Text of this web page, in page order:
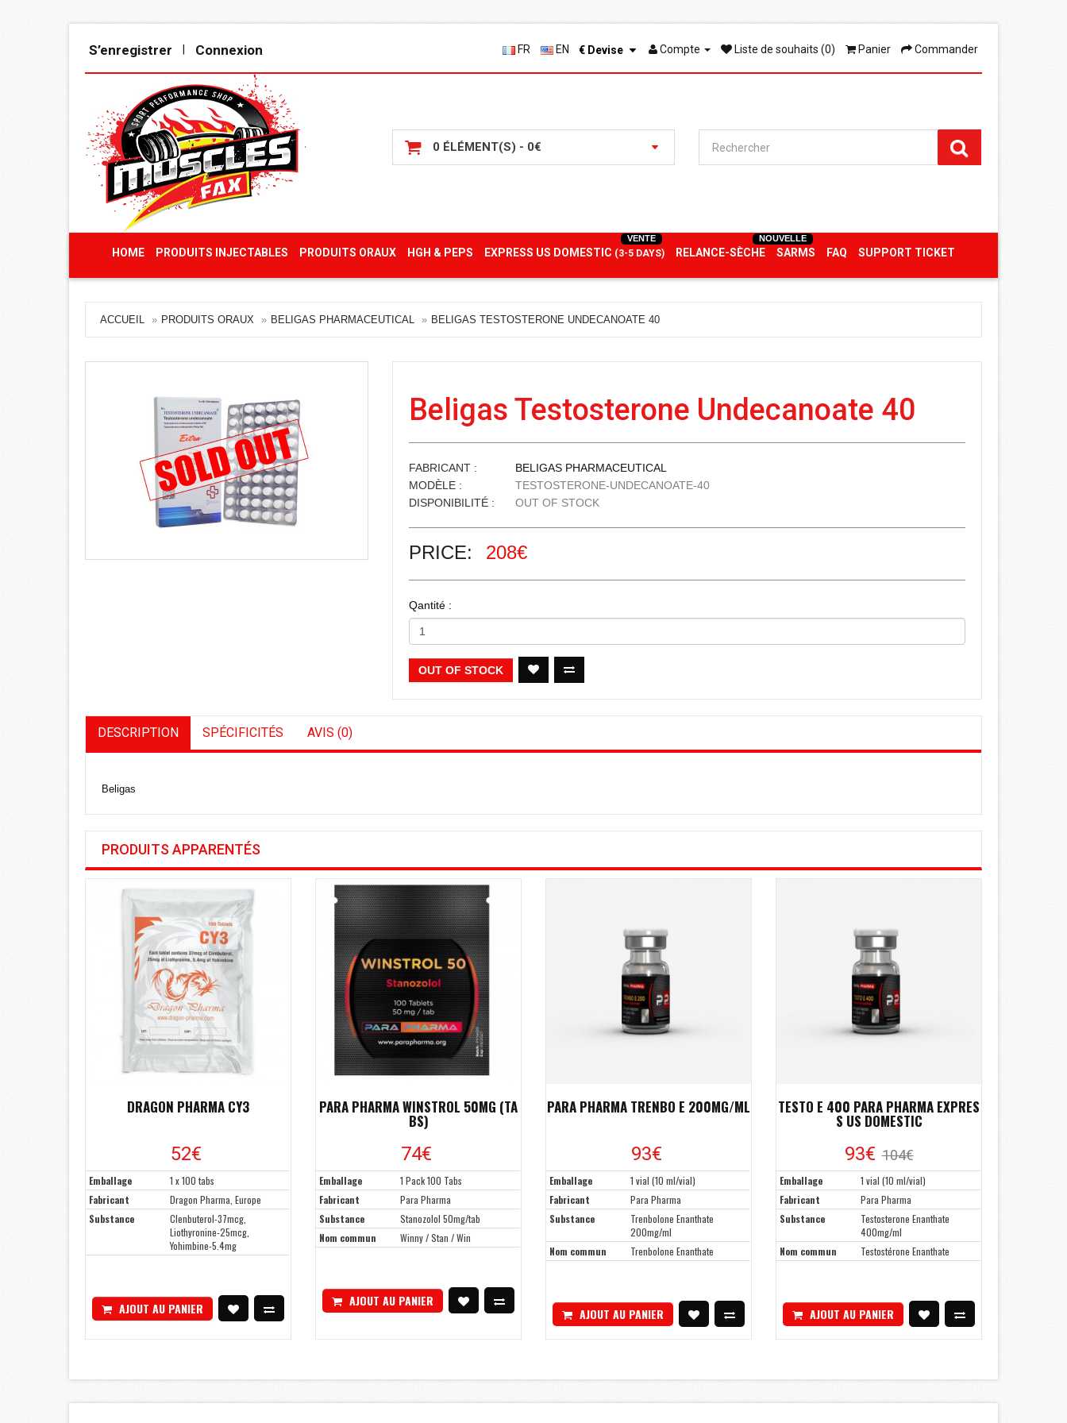
S’enregistrer Connexion FR EN € Devise Compte Liste de souhaits (0) Panier Commander
0 ÉLÉMENT(S) - 0€
HOME PRODUITS INJECTABLES PRODUITS ORAUX HGH & PEPS EXPRESS US DOMESTIC (3-5 DAYS)
VENTE
RELANCE-SÈCHE SARMS
NOUVELLE
FAQ SUPPORT TICKET
ACCUEIL PRODUITS ORAUX BELIGAS PHARMACEUTICAL BELIGAS TESTOSTERONE UNDECANOATE 40
Beligas Testosterone Undecanoate 40
FABRICANT :
BELIGAS PHARMACEUTICAL
MODÈLE :
TESTOSTERONE-UNDECANOATE-40
DISPONIBILITÉ :
OUT OF STOCK
PRICE: 208€
Qantité :
OUT OF STOCK
DESCRIPTION SPÉCIFICITÉS AVIS (0)
Beligas
PRODUITS APPARENTÉS
DRAGON PHARMA CY3
52€
Emballage
1 x 100 tabs
Fabricant
Dragon Pharma, Europe
Substance
Clenbuterol-37mcg,
Liothyronine-25mcg,
Yohimbine-5.4mg
AJOUT AU PANIER
PARA PHARMA WINSTROL 50MG (TA
BS)
74€
Emballage
1 Pack 100 Tabs
Fabricant
Para Pharma
Substance
Stanozolol 50mg/tab
Nom commun
Winny / Stan / Win
AJOUT AU PANIER
PARA PHARMA TRENBO E 200MG/ML
93€
Emballage
1 vial (10 ml/vial)
Fabricant
Para Pharma
Substance
Trenbolone Enanthate
200mg/ml
Nom commun
Trenbolone Enanthate
AJOUT AU PANIER
TESTO E 400 PARA PHARMA EXPRES
S US DOMESTIC
93€ 104€
Emballage
1 vial (10 ml/vial)
Fabricant
Para Pharma
Substance
Testosterone Enanthate
400mg/ml
Nom commun
Testostérone Enanthate
AJOUT AU PANIER